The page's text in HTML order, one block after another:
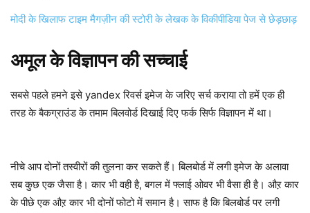
मोदी के खिलाफ टाइम मैगज़ीन की स्टोरी के लेखक के विकीपीडिया पेज से छेड़छाड़
अमूल के विज्ञापन की सच्चाई
सबसे पहले हमने इसे yandex रिवर्स इमेज के जरिए सर्च कराया तो हमें एक ही
तरह के बैकग्राउंड के तमाम बिलवोर्ड दिखाई दिए फर्क सिर्फ विज्ञापन में था।
नीचे आप दोनों तस्वीरों की तुलना कर सकते हैं। बिलबोर्ड में लगी इमेज के अलावा
सब कुछ एक जैसा है। कार भी वही है, बगल में फ्लाई ओवर भी वैसा ही है। औऱ कार
के पीछे एक औऱ कार भी दोनों फोटो में समान है। साफ है कि बिलबोर्ड पर लगी